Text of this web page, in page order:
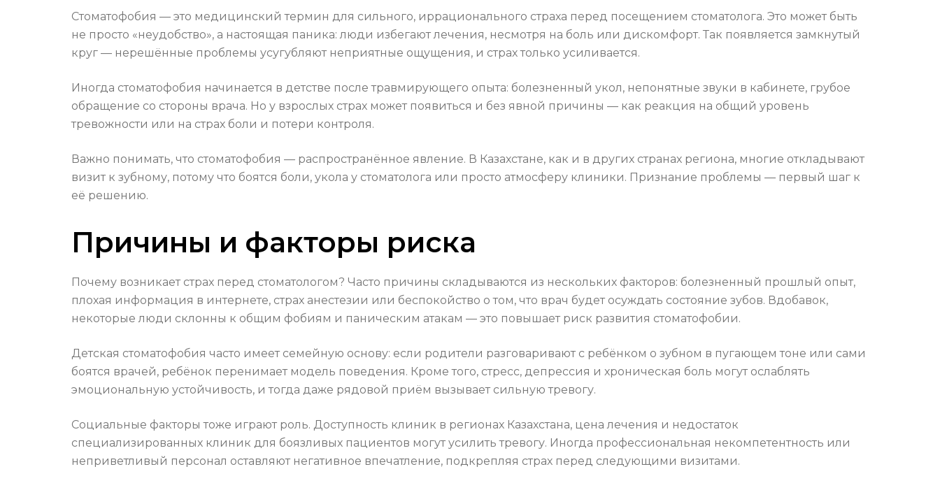
Стоматофобия — это медицинский термин для сильного, иррационального страха перед посещением стоматолога. Это может быть
не просто «неудобство», а настоящая паника: люди избегают лечения, несмотря на боль или дискомфорт. Так появляется замкнутый
круг — нерешённые проблемы усугубляют неприятные ощущения, и страх только усиливается.
Иногда стоматофобия начинается в детстве после травмирующего опыта: болезненный укол, непонятные звуки в кабинете, грубое
обращение со стороны врача. Но у взрослых страх может появиться и без явной причины — как реакция на общий уровень
тревожности или на страх боли и потери контроля.
Важно понимать, что стоматофобия — распространённое явление. В Казахстане, как и в других странах региона, многие откладывают
визит к зубному, потому что боятся боли, укола у стоматолога или просто атмосферу клиники. Признание проблемы — первый шаг к
её решению.
Причины и факторы риска
Почему возникает страх перед стоматологом? Часто причины складываются из нескольких факторов: болезненный прошлый опыт,
плохая информация в интернете, страх анестезии или беспокойство о том, что врач будет осуждать состояние зубов. Вдобавок,
некоторые люди склонны к общим фобиям и паническим атакам — это повышает риск развития стоматофобии.
Детская стоматофобия часто имеет семейную основу: если родители разговаривают с ребёнком о зубном в пугающем тоне или сами
боятся врачей, ребёнок перенимает модель поведения. Кроме того, стресс, депрессия и хроническая боль могут ослаблять
эмоциональную устойчивость, и тогда даже рядовой приём вызывает сильную тревогу.
Социальные факторы тоже играют роль. Доступность клиник в регионах Казахстана, цена лечения и недостаток
специализированных клиник для боязливых пациентов могут усилить тревогу. Иногда профессиональная некомпетентность или
неприветливый персонал оставляют негативное впечатление, подкрепляя страх перед следующими визитами.